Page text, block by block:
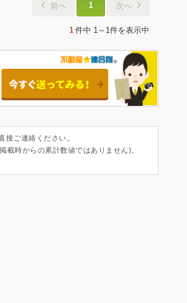
前へ 1 次へ
1 件中 1～1件を表示中
ご連絡ください。
時からの累計数値ではありません)。